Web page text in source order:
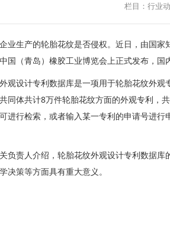
栏目：行业
业生产的轮胎花纹是否侵权。近日，由国
国（青岛）橡胶工业博览会上正式发布，
观设计专利数据库是一项用于轮胎花纹外
同体共计8万件轮胎花纹方面的外观专利，
进行检索，或者输入某一专利的申请号进
负责人介绍，轮胎花纹外观设计专利数据
决策等方面具有重大意义。